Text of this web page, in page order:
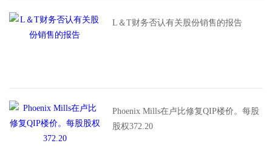
L＆T财务否认有关股份销售的报告
Phoenix Mills在卢比修复QIP楼价。每股
股权372.20